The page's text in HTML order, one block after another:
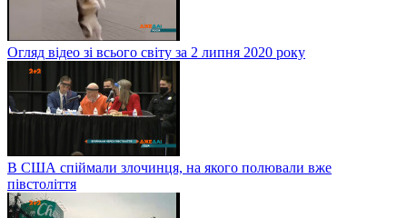
Огляд відео зі всього світу за 2 липня 2020 року
В США спіймали злочинця, на якого полювали вже
півстоліття